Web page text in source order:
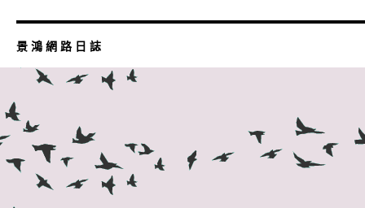
景 鴻 網 路 日 誌